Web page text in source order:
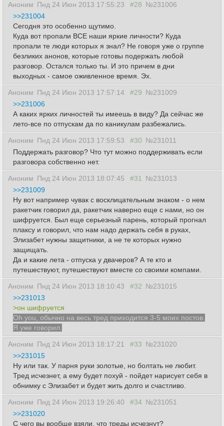
Аноним Пнд 24 Июн 2013 17:55:23 #28 №231006
>>231004
Сегодня это особенно щутимо.
Куда вот пропали ВСЕ наши яркие личности? Куда
пропали те люди которых я знал? Не говоря уже о группе
безликих анонов, которые готовы подержать любой
разговор. Остался только ты. И это причем в дни
выходных - самое оживленное время. Эх.
Аноним Пнд 24 Июн 2013 17:57:14 #29 №231009
>>231006
А каких ярких личностей ты имеешь в виду? Да сейчас же
лето-все по отпускам да по каникулам разбежались.
Аноним Пнд 24 Июн 2013 17:59:53 #30 №231011
Поддержать разговор? Что тут можно поддерживать если
разговора собственно нет.
Аноним Пнд 24 Июн 2013 18:07:45 #31
№231013
>>231009
Ну вот например чувак с восклицательным знаком - о нем
ракетчик говорил да, ракетчик наверно еще с нами, но он
шифруется. Был еще серьезный парень, который прогнал
плаксу и говорил, что нам надо держать себя в руках,
Элизабет нужны защитники, а не те которых нужно
защищать.
Да и какие лета - отпуска у двачеров? А те кто и
путешествуют, путешествуют вместе со своими компами.
Аноним Пнд 24 Июн 2013 18:10:43 #32 №231015
>>231013
>он шифруется
Oh you, обычно на весь тред приходится 3-5 моих постов.
Я уже говорил.
Аноним Пнд 24 Июн 2013 18:17:21 #33 №231020
>>231015
Ну или так. У парня руки золотые, но болтать не любит.
Тред исчезнет, а ему будет похуй - пойдет нарисует себя в
обнимку с Элизабет и будет жить долго и счастливо.
Аноним Пнд 24 Июн 2013 19:26:40 #34 №231051
>>231020
C чего вы вообще взяли, что треды исчезнут?